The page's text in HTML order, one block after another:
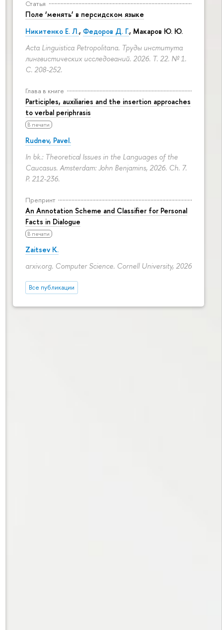
Статья
Поле ‘менять’ в персидском языке
Никитенко Е. Л., Федоров Д. Г., Макаров Ю. Ю.
Acta Linguistica Petropolitana. Труды института
лингвистических исследований. 2026. Т. 22. № 1.
С. 208-252.
Глава в книге
Participles, auxiliaries and the insertion approaches
to verbal periphrasis
В печати
Rudnev, Pavel.
In bk.: Theoretical Issues in the Languages of the
Caucasus. Amsterdam: John Benjamins, 2026. Ch. 7.
P. 212-236.
Препринт
An Annotation Scheme and Classifier for Personal
Facts in Dialogue
В печати
Zaitsev K.
arxiv.org. Computer Science. Cornell University, 2026
Все публикации